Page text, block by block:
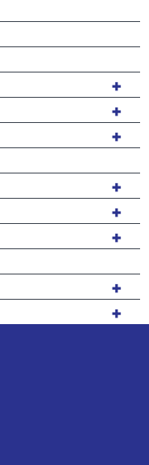
+
+
+
+
+
+
+
+